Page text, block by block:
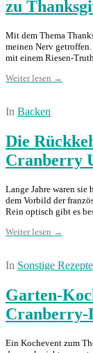
zu
Mit dem Thema
meinen Nerv
mit einem Riesen-
Weiter lesen →
In Backen
Die
Cranberry
Lange Jahre waren
dem Vorbild der
Rein optisch gibt es
Weiter lesen →
In Sonstige Rezepte
Garten-
Ein Kochevent zum